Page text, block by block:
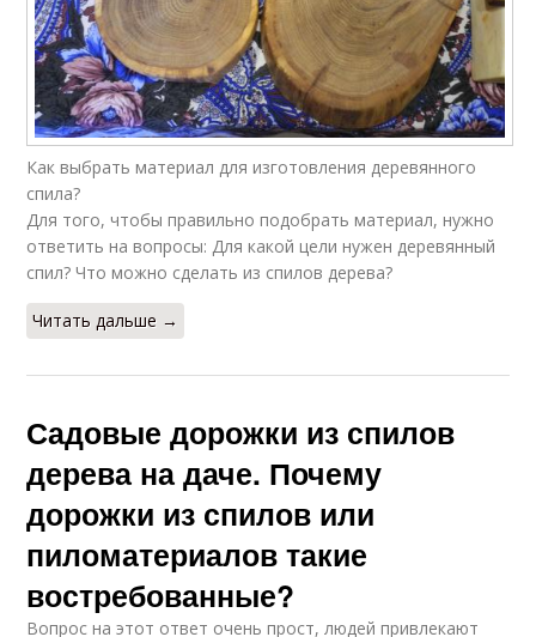
Как выбрать материал для изготовления деревянного
спила?
Для того, чтобы правильно подобрать материал, нужно
ответить на вопросы: Для какой цели нужен деревянный
спил? Что можно сделать из спилов дерева?
Читать дальше →
Садовые дорожки из спилов
дерева на даче. Почему
дорожки из спилов или
пиломатериалов такие
востребованные?
Вопрос на этот ответ очень прост, людей привлекают